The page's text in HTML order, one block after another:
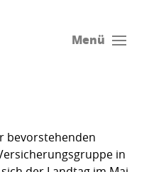
Menü
bevorstehenden
in